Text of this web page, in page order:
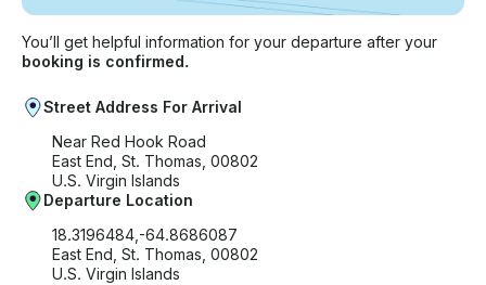
You’ll get helpful information for your departure after your
booking is confirmed.
Street Address For Arrival
Near Red Hook Road
East End, St. Thomas, 00802
U.S. Virgin Islands
Departure Location
18.3196484,-64.8686087
East End, St. Thomas, 00802
U.S. Virgin Islands